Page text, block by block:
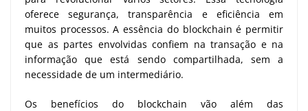
oferece segurança, transparência e eficiência em
muitos processos. A essência do blockchain é permitir
que as partes envolvidas confiem na transação e na
informação que está sendo compartilhada, sem a
necessidade de um intermediário.
Os benefícios do blockchain vão além das